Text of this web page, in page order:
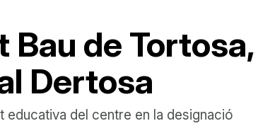
de
Dertosa
del centre en la designació